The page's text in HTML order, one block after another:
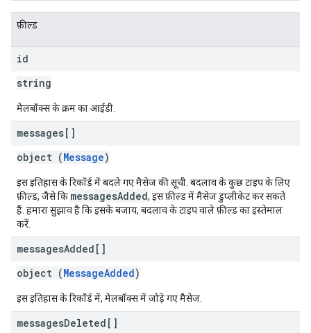
फ़ील्ड
id
string
मेलबॉक्स के क्रम का आईडी.
messages[]
object (Message)
इस इतिहास के रिकॉर्ड में बदले गए मैसेज की सूची. बदलाव के कुछ टाइप के लिए
फ़ील्ड, जैसे कि messagesAdded, इस फ़ील्ड में मैसेज डुप्लीकेट कर सकते
हैं. हमारा सुझाव है कि इसके बजाय, बदलाव के टाइप वाले फ़ील्ड का इस्तेमाल
करें.
messagesAdded[]
object (MessageAdded)
इस इतिहास के रिकॉर्ड में, मेलबॉक्स में जोड़े गए मैसेज.
messagesDeleted[]